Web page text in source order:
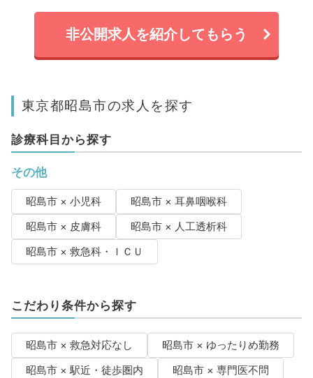
非公開求人を紹介してもらう
東京都昭島市の求人を探す
診療科目から探す
その他
昭島市 × 小児科
昭島市 × 耳鼻咽喉科
昭島市 × 皮膚科
昭島市 × 人工透析科
昭島市 × 救急科・ＩＣＵ
こだわり条件から探す
昭島市 × 救急対応なし
昭島市 × ゆったりめ勤務
昭島市 × 駅近・徒歩圏内
昭島市 × 専門医不問